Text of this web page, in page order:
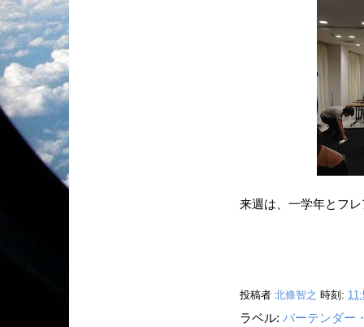
来週は、一学年とフ
投稿者 北條智之 時刻:
ラベル: バーテンダー